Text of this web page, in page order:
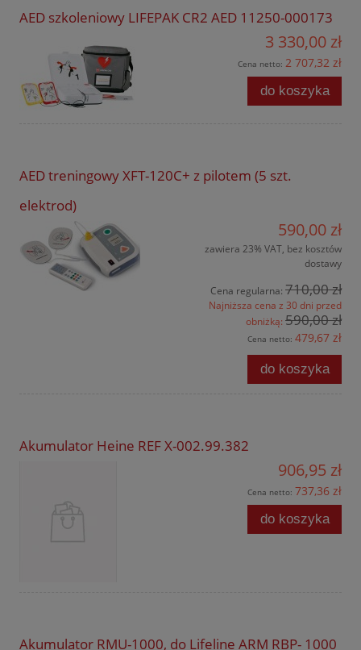
AED szkoleniowy LIFEPAK CR2 AED 11250-000173
3 330,00 zł
Cena netto: 2 707,32 zł
do koszyka
AED treningowy XFT-120C+ z pilotem (5 szt.
elektrod)
590,00 zł
zawiera 23% VAT, bez kosztów
dostawy
Cena regularna: 710,00 zł
Najniższa cena z 30 dni przed
obniżką: 590,00 zł
Cena netto: 479,67 zł
do koszyka
Akumulator Heine REF X-002.99.382
906,95 zł
Cena netto: 737,36 zł
do koszyka
Akumulator RMU-1000, do Lifeline ARM RBP- 1000